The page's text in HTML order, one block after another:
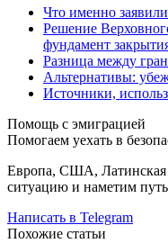
Что именно
Решение
фундамент
Разница между
Альтернативы:
Источники,
Помощь с эмиграцией
Помогаем уехать в
Европа, США,
ситуацию и наметим
Написать в Telegram
Похожие статьи